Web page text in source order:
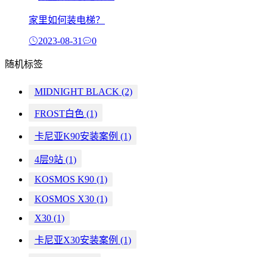
家里如何装电梯？
2023-08-31 0
随机标签
MIDNIGHT BLACK (2)
FROST白色(1)
卡尼亚K90安装案例 (1)
4层9站(1)
KOSMOS K90(1)
KOSMOS X30(1)
X30(1)
卡尼亚X30安装案例 (1)